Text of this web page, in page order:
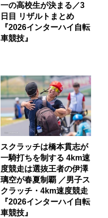
一の高校生が決まる／3
日目 リザルトまとめ
『2026インターハイ自転
車競技』
スクラッチは橋本貫志が
一騎打ちを制する 4km速
度競走は選抜王者の伊澤
璃空が春夏制覇 ／男子ス
クラッチ・4km速度競走
『2026インターハイ自転
車競技』